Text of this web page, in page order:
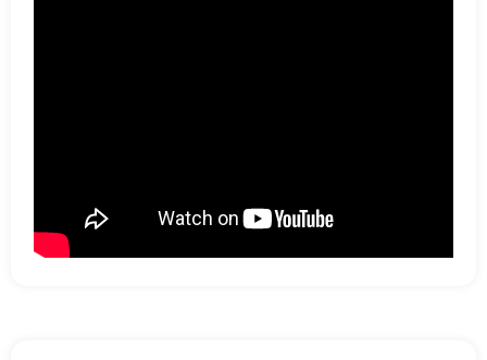
ska få tillbaka 50 % av sitt batteri.